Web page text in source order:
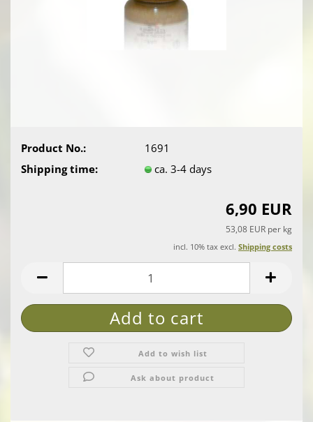
Product No.:
1691
Shipping time:
ca. 3-4 days
6,90 EUR
53,08 EUR per kg
incl. 10% tax excl. Shipping costs
Add to wish list
Ask about product